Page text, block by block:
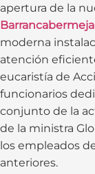
apertura de la
Barrancabermeja
moderna
atención
eucaristía de
funcionarios
conjunto de la
de la ministra
los empleados
anteriores.